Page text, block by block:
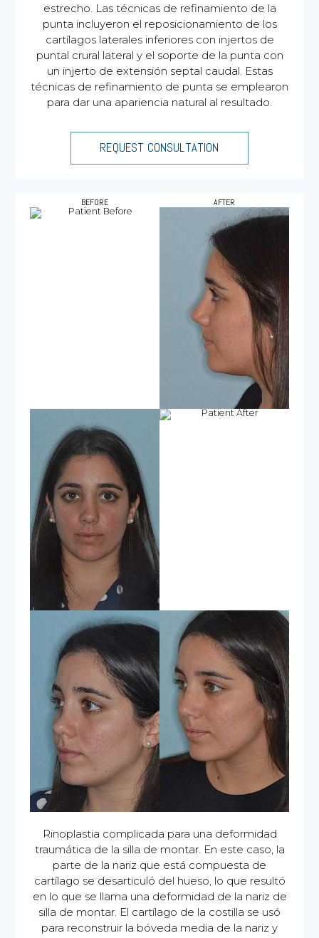
estrecho. Las técnicas de refinamiento de la
punta incluyeron el reposicionamiento de los
cartílagos laterales inferiores con injertos de
puntal crural lateral y el soporte de la punta con
un injerto de extensión septal caudal. Estas
técnicas de refinamiento de punta se emplearon
para dar una apariencia natural al resultado.
REQUEST CONSULTATION
Rinoplastia complicada para una deformidad
traumática de la silla de montar. En este caso, la
parte de la nariz que está compuesta de
cartílago se desarticuló del hueso, lo que resultó
en lo que se llama una deformidad de la nariz de
silla de montar. El cartílago de la costilla se usó
para reconstruir la bóveda media de la nariz y